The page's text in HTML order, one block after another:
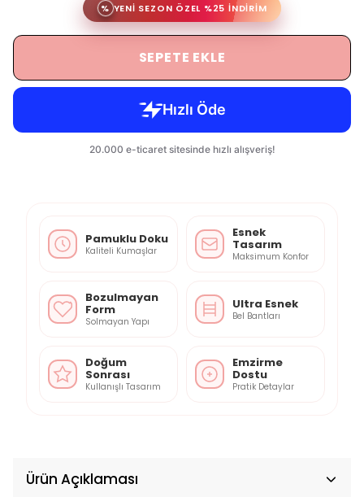
% YENİ SEZON ÖZEL %25 İNDİRİM
SEPETE EKLE
Pamuklu Doku
Kaliteli Kumaşlar
Esnek
Tasarım
Maksimum Konfor
Bozulmayan
Form
Solmayan Yapı
Ultra Esnek
Bel Bantları
Doğum
Sonrası
Kullanışlı Tasarım
Emzirme
Dostu
Pratik Detaylar
Ürün Açıklaması